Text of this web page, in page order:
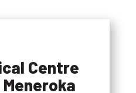
Centre